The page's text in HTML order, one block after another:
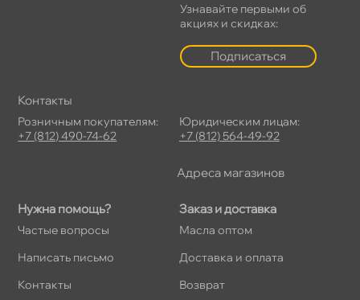
Нужна помощь?
Частые вопросы
Написать письмо
Контакты
Заказ и доставка
Масла оптом
Доставка и оплата
озврат
Узнавайте первыми о
акциях и скидках:
Подписаться
Контакты
Розничным покупателям:
+7 (812) 490-74-62
Юридическим лицам:
+7 (812) 564-49-92
Адреса магазино